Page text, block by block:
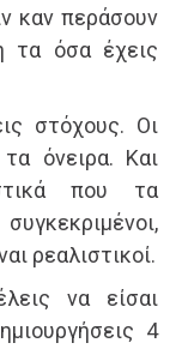
καν περάσουν
τα όσα έχεις
στόχους. Οι
τα όνειρα. Και
που τα
ρεαλιστικοί.
να είσαι
4